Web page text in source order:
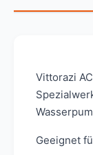
Vittorazi
Geeignet